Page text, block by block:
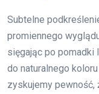
Subtelne
promiennego
sięgając po pomadki
do naturalnego
zyskujemy pewność,